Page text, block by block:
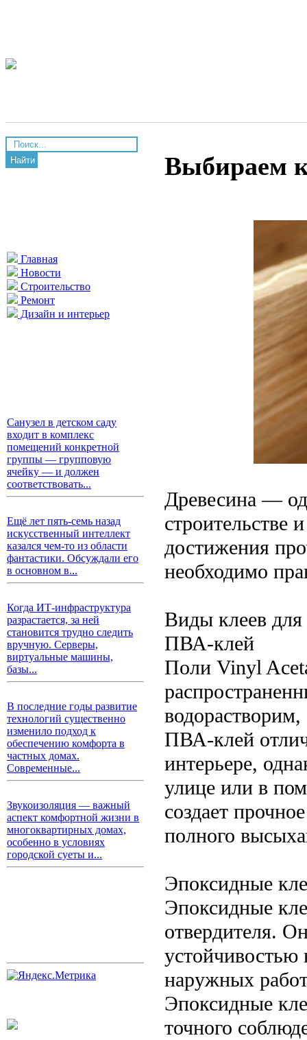
Найти
Главная
Новости
Строительство
Ремонт
Дизайн и интерьер
Санузел в детском саду
входит в комплекс
помещений конкретной
группы — групповую
ячейку — и должен
соответствовать...
Ещё лет пять-семь назад
искусственный интеллект
казался чем-то из области
фантастики. Обсуждали его
в основном в...
Когда ИТ-инфраструктура
разрастается, за ней
становится трудно следить
вручную. Серверы,
виртуальные машины,
базы...
В последние годы развитие
технологий существенно
изменило подход к
обеспечению комфорта в
частных домах.
Современные...
Звукоизоляция — важный
аспект комфортной жизни в
многоквартирных домах,
особенно в условиях
городской суеты и...
Выбираем
Древесина —
строительстве
достижения
необходимо
Виды клеев
ПВА-клей
Поли Vinyl
водорастворим,
ПВА-клей
интерьере,
улице или в
создает
полного
Эпоксидные
Эпоксидные
отвердителя.
устойчивостью
наружных
Эпоксидные
точного